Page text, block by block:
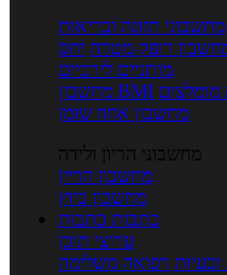
מחשבוני תזונה ובריאות
דופק מטרה יחס
מותניים לירכיים
מחשבון BMI מומלצים
מחשבון אחוז שומן
מחשבוני הריון ולידה
מחשבון הריון
מחשבון ביוץ
כתבות כתבות
ערוצי תוכן
רפואה משלימה